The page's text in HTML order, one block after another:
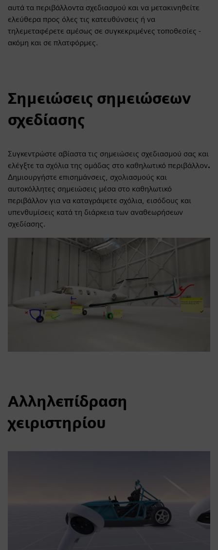
αυτά τα περιβάλλοντα σχεδιασμού και να μετακινηθείτε
ελεύθερα προς όλες τις κατευθύνσεις ή να
τηλεμεταφέρετε αμέσως σε συγκεκριμένες τοποθεσίες -
ακόμη και σε πλατφόρμες.
Σημειώσεις σημειώσεων
σχεδίασης
Συγκεντρώστε αβίαστα τις σημειώσεις σχεδιασμού σας και
ελέγξτε τα σχόλια της ομάδας στο καθηλωτικό περιβάλλον.
Δημιουργήστε επισημάνσεις, σχολιασμούς και
αυτοκόλλητες σημειώσεις μέσα στο καθηλωτικό
περιβάλλον για να καταγράψετε σχόλια, εισόδους και
υπενθυμίσεις κατά τη διάρκεια των αναθεωρήσεων
σχεδίασης.
Αλληλεπίδραση
χειριστηρίου